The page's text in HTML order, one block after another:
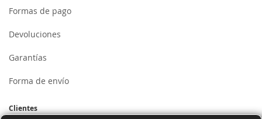
Formas de pago
Devoluciones
Garantías
Forma de envío
Clientes